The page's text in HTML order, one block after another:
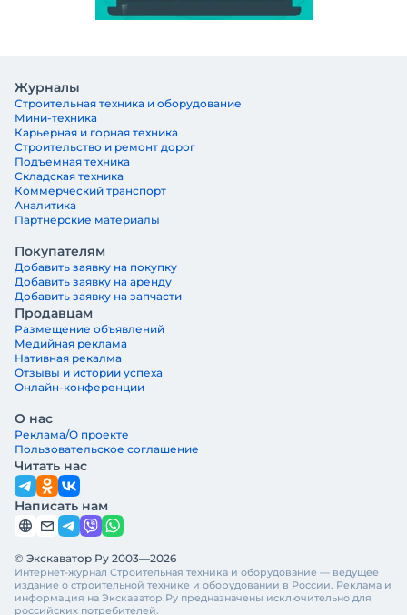
Журналы
Строительная техника и оборудование
Мини-техника
Карьерная и горная техника
Строительство и ремонт дорог
Подъемная техника
Складская техника
Коммерческий транспорт
Аналитика
Партнерские материалы
Покупателям
Добавить заявку на покупку
Добавить заявку на аренду
Добавить заявку на запчасти
Продавцам
Размещение объявлений
Медийная реклама
Нативная рекалма
Отзывы и истории успеха
Онлайн-конференции
О нас
Реклама/О проекте
Пользовательское соглашение
Читать нас
Написать нам
© Экскаватор Ру 2003—2026
Интернет-журнал Строительная техника и оборудование — ведущее
издание о строительной технике и оборудовании в России. Реклама и
информация на Экскаватор.Ру предназначены исключительно для
российских потребителей.